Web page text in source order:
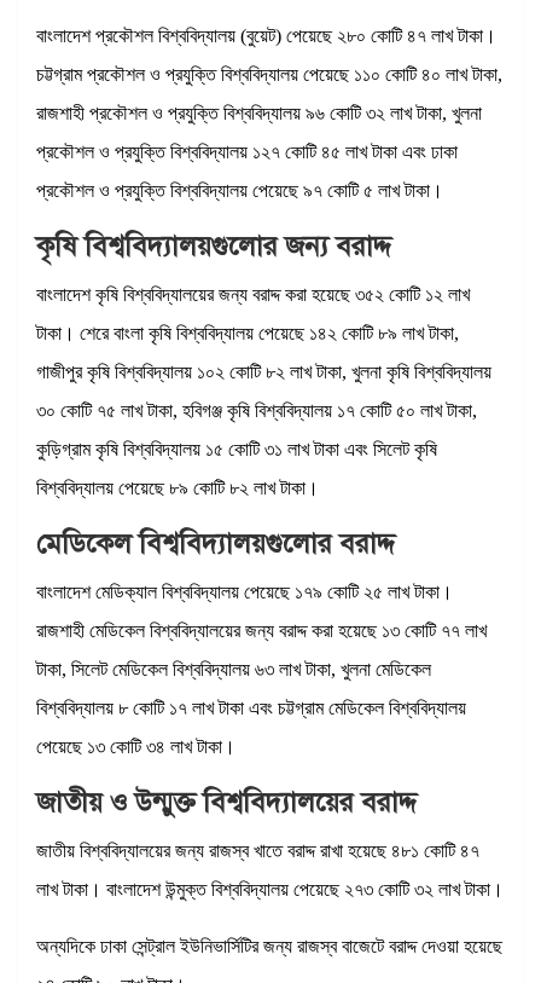
বাংলাদেশ প্রকৌশল বিশ্ববিদ্যালয় (বুয়েট) পেয়েছে ২৮০ কোটি ৪৭ লাখ টাকা।
চট্টগ্রাম প্রকৌশল ও প্রযুক্তি বিশ্ববিদ্যালয় পেয়েছে ১১০ কোটি ৪০ লাখ টাকা,
রাজশাহী প্রকৌশল ও প্রযুক্তি বিশ্ববিদ্যালয় ৯৬ কোটি ৩২ লাখ টাকা, খুলনা
প্রকৌশল ও প্রযুক্তি বিশ্ববিদ্যালয় ১২৭ কোটি ৪৫ লাখ টাকা এবং ঢাকা
প্রকৌশল ও প্রযুক্তি বিশ্ববিদ্যালয় পেয়েছে ৯৭ কোটি ৫ লাখ টাকা।
কৃষি বিশ্ববিদ্যালয়গুলোর জন্য বরাদ্দ
বাংলাদেশ কৃষি বিশ্ববিদ্যালয়ের জন্য বরাদ্দ করা হয়েছে ৩৫২ কোটি ১২ লাখ
টাকা। শেরে বাংলা কৃষি বিশ্ববিদ্যালয় পেয়েছে ১৪২ কোটি ৮৯ লাখ টাকা,
গাজীপুর কৃষি বিশ্ববিদ্যালয় ১০২ কোটি ৮২ লাখ টাকা, খুলনা কৃষি বিশ্ববিদ্যালয়
৩০ কোটি ৭৫ লাখ টাকা, হবিগঞ্জ কৃষি বিশ্ববিদ্যালয় ১৭ কোটি ৫০ লাখ টাকা,
কুড়িগ্রাম কৃষি বিশ্ববিদ্যালয় ১৫ কোটি ৩১ লাখ টাকা এবং সিলেট কৃষি
বিশ্ববিদ্যালয় পেয়েছে ৮৯ কোটি ৮২ লাখ টাকা।
মেডিকেল বিশ্ববিদ্যালয়গুলোর বরাদ্দ
বাংলাদেশ মেডিক্যাল বিশ্ববিদ্যালয় পেয়েছে ১৭৯ কোটি ২৫ লাখ টাকা।
রাজশাহী মেডিকেল বিশ্ববিদ্যালয়ের জন্য বরাদ্দ করা হয়েছে ১৩ কোটি ৭৭ লাখ
টাকা, সিলেট মেডিকেল বিশ্ববিদ্যালয় ৬৩ লাখ টাকা, খুলনা মেডিকেল
বিশ্ববিদ্যালয় ৮ কোটি ১৭ লাখ টাকা এবং চট্টগ্রাম মেডিকেল বিশ্ববিদ্যালয়
পেয়েছে ১৩ কোটি ৩৪ লাখ টাকা।
জাতীয় ও উন্মুক্ত বিশ্ববিদ্যালয়ের বরাদ্দ
জাতীয় বিশ্ববিদ্যালয়ের জন্য রাজস্ব খাতে বরাদ্দ রাখা হয়েছে ৪৮১ কোটি ৪৭
লাখ টাকা। বাংলাদেশ উন্মুক্ত বিশ্ববিদ্যালয় পেয়েছে ২৭৩ কোটি ৩২ লাখ টাকা।
অন্যদিকে ঢাকা সেন্ট্রাল ইউনিভার্সিটির জন্য রাজস্ব বাজেটে বরাদ্দ দেওয়া হয়েছে